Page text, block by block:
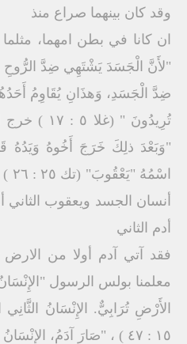
وقد كان بينهما صراع منذ
ان كانا في بطن امهما،
"لأَنَّ الْجَسَدَ يَشْتَهِي ضِدَّ الرُّوحِ
ضِدَّ الْجَسَدِ، وَهذَانِ يُقَاوِمُ
تُرِيدُونَ "
"وَبَعْدَ ذلِكَ خَرَجَ أَخُوهُ وَيَدُهُ
أنسان الجسد ويعقوب
أدم الثاني
فقد آتي آدم أولا من
معلمنا بولس الرسول
١٥ : ٤٧ ) ، "صَارَ آدَمُ، الإِنْسَانُ الأَوَّلُ،